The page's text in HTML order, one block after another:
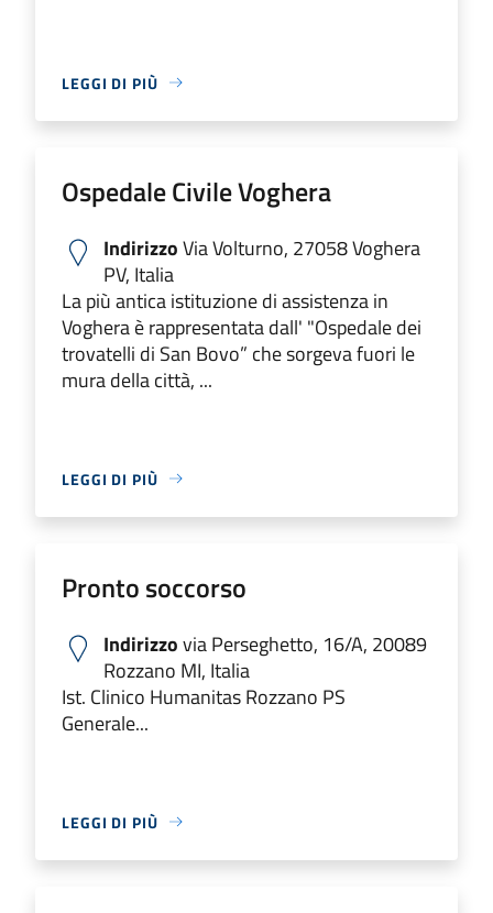
LEGGI DI PIÙ
Ospedale Civile Voghera
IndirizzoVia Volturno, 27058 Voghera
PV, Italia
La più antica istituzione di assistenza in
Voghera è rappresentata dall' "Ospedale dei
trovatelli di San Bovo” che sorgeva fuori le
mura della città, ...
LEGGI DI PIÙ
Pronto soccorso
Indirizzovia Perseghetto, 16/A, 20089
Rozzano MI, Italia
Ist. Clinico Humanitas Rozzano PS
Generale...
LEGGI DI PIÙ